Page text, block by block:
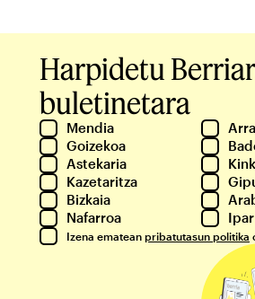
Harpidetu
buletinetara
Mendia
Goizekoa
Astekaria
Kazetaritza
Bizkaia
Nafarroa
Izena ematean pribatutasun politika